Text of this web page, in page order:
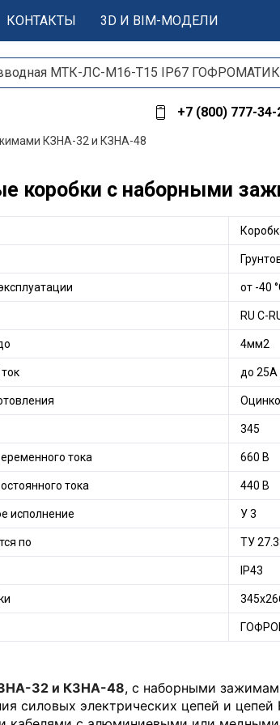
КОНТАКТЫ 3D И BIM-МОДЕЛИ
+7 (800) 777-34-
КЗНА-32 и КЗНА-48
коробки с наборными
от -40
RU C-
4мм2
до 25A
345
тока 660 В
тока 440 В
исполнение У 3
по ТУ
IP43
32 и КЗНА-48, с наборными
силовых электрических цепей и